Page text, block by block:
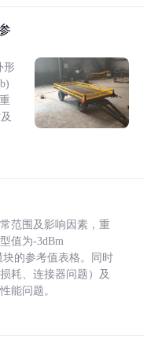
形
范围及影响因素，重
值为-3dBm
块的参考值表格。同时
耗、连接器问题）及
能问题。